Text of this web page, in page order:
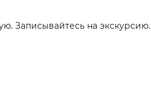
Записывайтесь на экскурсию.